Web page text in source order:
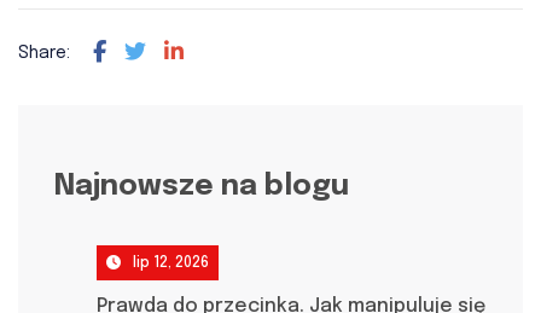
Share:
Najnowsze na blogu
lip 12, 2026
Prawda do przecinka. Jak manipuluje się